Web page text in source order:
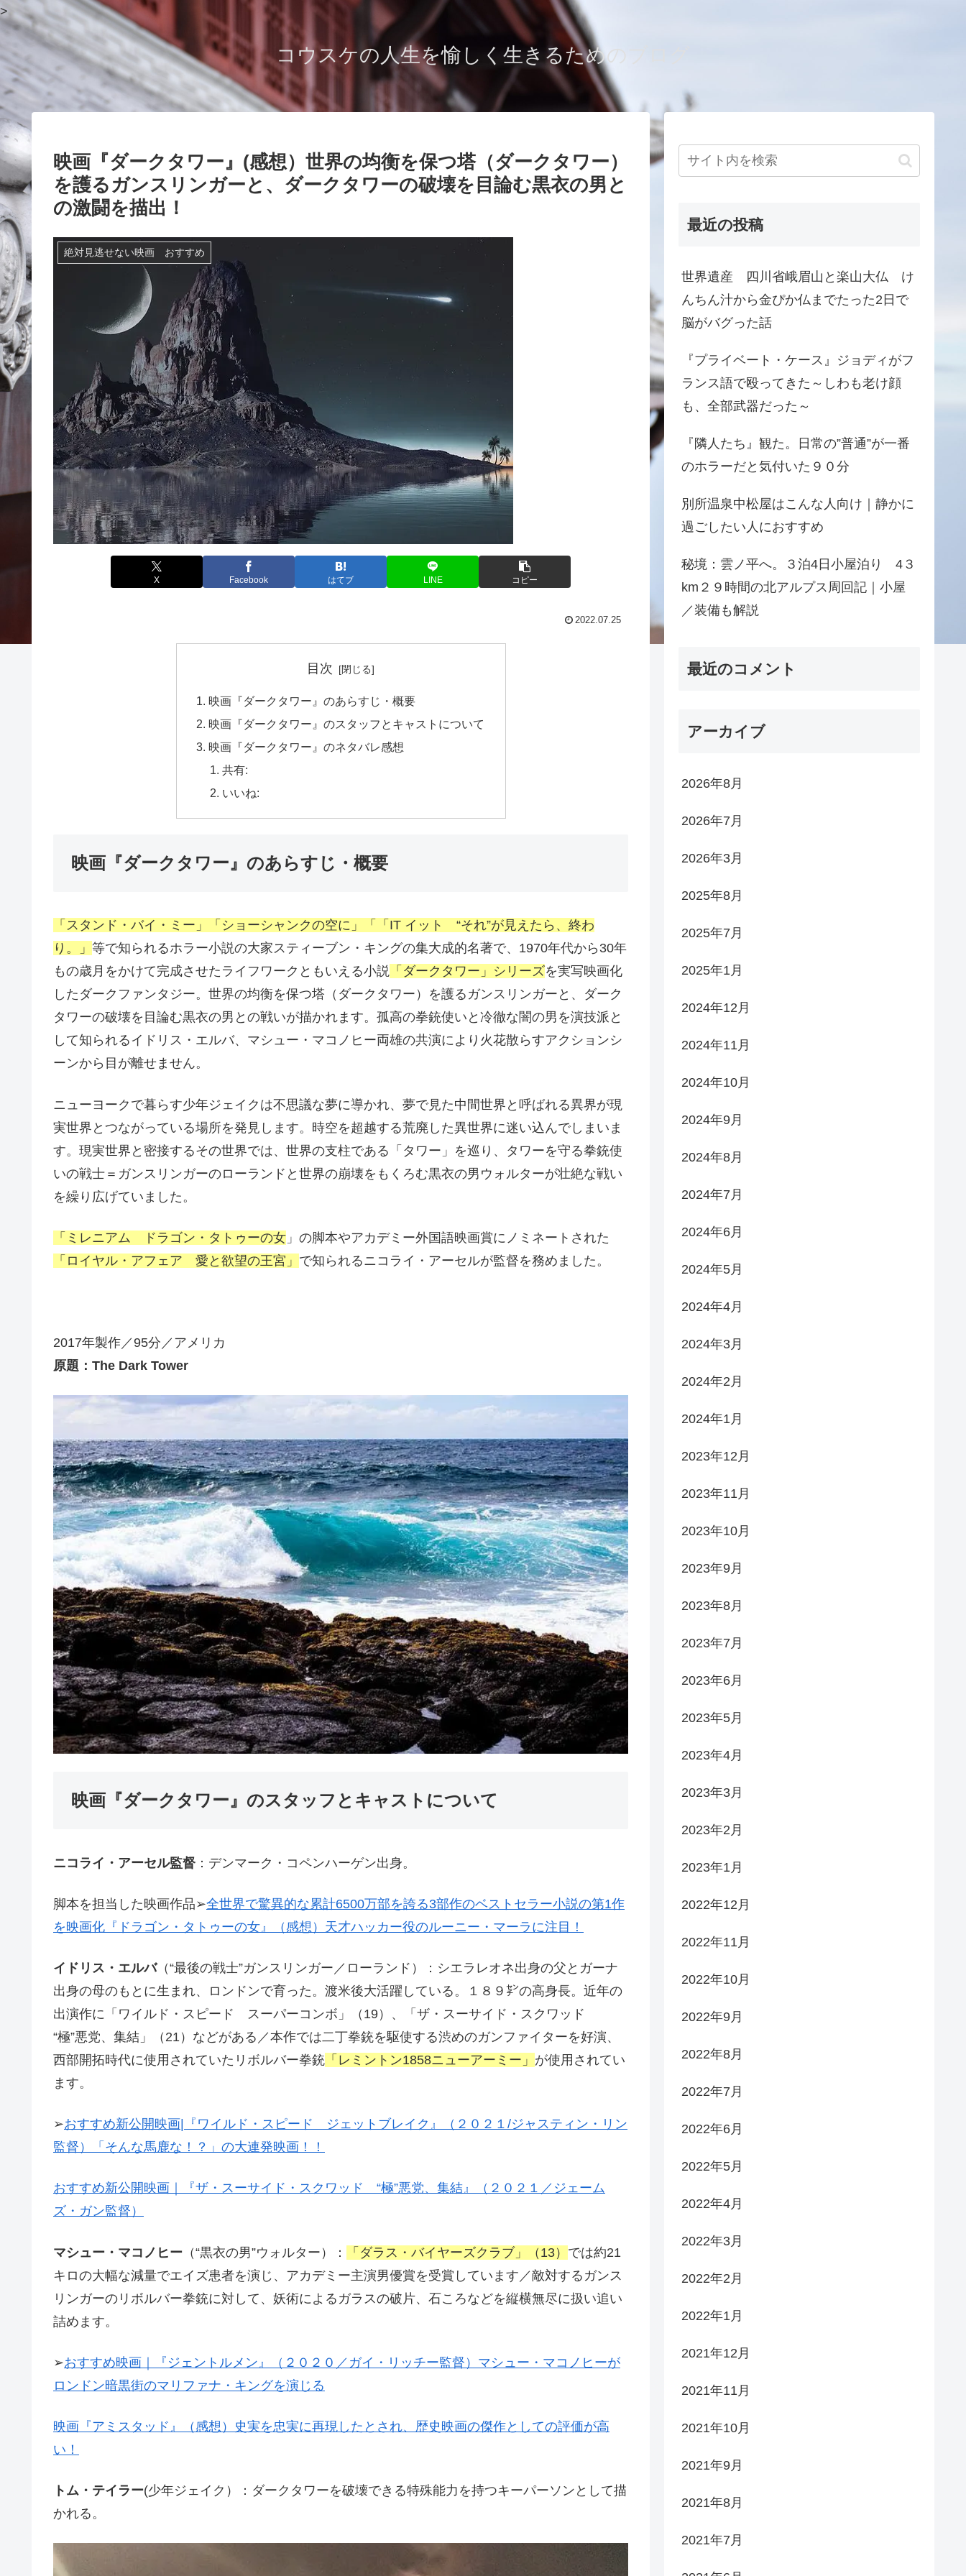
>
コウスケの人生を愉しく生きるためのブログ
映画『ダークタワー』(感想）世界の均衡を保つ塔（ダークタワー）
を護るガンスリンガーと、ダークタワーの破壊を目論む黒衣の男と
の激闘を描出！
絶対見逃せない映画 おすすめ
X Facebook はてブ LINE コピー
2022.07.25
目次
映画『ダークタワー』のあらすじ・概要
映画『ダークタワー』のスタッフとキャストについて
映画『ダークタワー』のネタバレ感想
共有:
いいね:
映画『ダークタワー』のあらすじ・概要
「スタンド・バイ・ミー」「ショーシャンクの空に」「「IT イット “それ”が見えたら、終わ
り。」 等で知られるホラー小説の大家スティーブン・キングの集大成的名著で、1970年代から30年
もの歳月をかけて完成させたライフワークともいえる小説 「ダークタワー」シリーズを実写映画化
したダークファンタジー。世界の均衡を保つ塔（ダークタワー）を護るガンスリンガーと、ダーク
タワーの破壊を目論む黒衣の男との戦いが描かれます。孤高の拳銃使いと冷徹な闇の男を演技派と
して知られるイドリス・エルバ、マシュー・マコノヒー両雄の共演により火花散らすアクションシ
ーンから目が離せません。
ニューヨークで暮らす少年ジェイクは不思議な夢に導かれ、夢で見た中間世界と呼ばれる異界が現
実世界とつながっている場所を発見します。時空を超越する荒廃した異世界に迷い込んでしまいま
す。現実世界と密接するその世界では、世界の支柱である「タワー」を巡り、タワーを守る拳銃使
いの戦士＝ガンスリンガーのローランドと世界の崩壊をもくろむ黒衣の男ウォルターが壮絶な戦い
を繰り広げていました。
「ミレニアム ドラゴン・タトゥーの女 」の脚本やアカデミー外国語映画賞にノミネートされた
「ロイヤル・アフェア 愛と欲望の王宮」 で知られるニコライ・アーセルが監督を務めました。
2017年製作／95分／アメリカ
原題：The Dark Tower
映画『ダークタワー』のスタッフとキャストについて
ニコライ・アーセル監督 ：デンマーク・コペンハーゲン出身。
脚本を担当した映画作品➢全世界で驚異的な累計6500万部を誇る3部作のベストセラー小説の第1作
を映画化『ドラゴン・タトゥーの女』（感想）天才ハッカー役のルーニー・マーラに注目！
イドリス・エルバ（“最後の戦士”ガンスリンガー／ローランド）：シエラレオネ出身の父とガーナ
出身の母のもとに生まれ、ロンドンで育った。渡米後大活躍している。１８９㌢の高身長。近年の
出演作に「ワイルド・スピード スーパーコンボ」（19）、「ザ・スーサイド・スクワッド
“極”悪党、集結」（21）などがある／本作では二丁拳銃を駆使する渋めのガンファイターを好演、
西部開拓時代に使用されていたリボルバー拳銃 「レミントン1858ニューアーミー」 が使用されてい
ます。
➢おすすめ新公開映画|『ワイルド・スピード ジェットブレイク』（２０２１/ジャスティン・リン
監督）「そんな馬鹿な！？」の大連発映画！！
おすすめ新公開映画｜『ザ・スーサイド・スクワッド “極”悪党、集結』（２０２１／ジェーム
ズ・ガン監督）
マシュー・マコノヒー （“黒衣の男”ウォルター）： 「ダラス・バイヤーズクラブ」（13） では約21
キロの大幅な減量でエイズ患者を演じ、アカデミー主演男優賞を受賞しています／敵対するガンス
リンガーのリボルバー拳銃に対して、妖術によるガラスの破片、石ころなどを縦横無尽に扱い追い
詰めます。
➢おすすめ映画｜『ジェントルメン』（２０２０／ガイ・リッチー監督）マシュー・マコノヒーが
ロンドン暗黒街のマリファナ・キングを演じる
映画『アミスタッド』（感想）史実を忠実に再現したとされ、歴史映画の傑作としての評価が高
い！
トム・テイラー(少年ジェイク）：ダークタワーを破壊できる特殊能力を持つキーパーソンとして描
かれる。
最近の投稿
世界遺産 四川省峨眉山と楽山大仏 け
んちん汁から金ぴか仏までたった2日で
脳がバグった話
『プライベート・ケース』ジョディがフ
ランス語で殴ってきた～しわも老け顔
も、全部武器だった～
『隣人たち』観た。日常の”普通”が一番
のホラーだと気付いた９０分
別所温泉中松屋はこんな人向け｜静かに
過ごしたい人におすすめ
秘境：雲ノ平へ。３泊4日小屋泊り 4３
km２９時間の北アルプス周回記｜小屋
／装備も解説
最近のコメント
アーカイブ
2026年8月
2026年7月
2026年3月
2025年8月
2025年7月
2025年1月
2024年12月
2024年11月
2024年10月
2024年9月
2024年8月
2024年7月
2024年6月
2024年5月
2024年4月
2024年3月
2024年2月
2024年1月
2023年12月
2023年11月
2023年10月
2023年9月
2023年8月
2023年7月
2023年6月
2023年5月
2023年4月
2023年3月
2023年2月
2023年1月
2022年12月
2022年11月
2022年10月
2022年9月
2022年8月
2022年7月
2022年6月
2022年5月
2022年4月
2022年3月
2022年2月
2022年1月
2021年12月
2021年11月
2021年10月
2021年9月
2021年8月
2021年7月